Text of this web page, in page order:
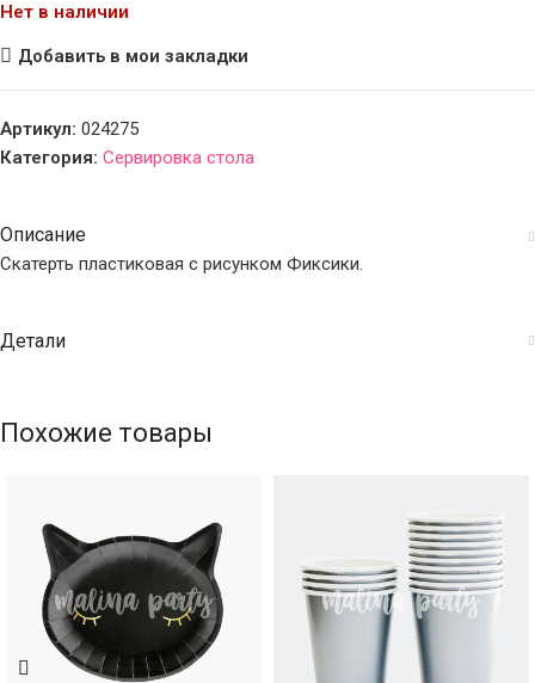
Нет в наличии
Добавить в мои закладки
Артикул: 024275
Категория: Сервировка стола
Описание
Скатерть пластиковая с рисунком Фиксики.
Детали
Похожие товары